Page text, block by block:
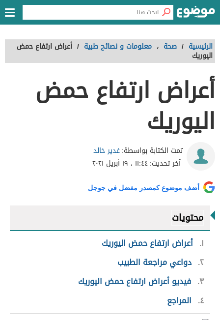
الرئيسية / صحة ، معلومات و نصائح طبية / أعراض ارتفاع حمض
اليوريك
أعراض ارتفاع حمض
اليوريك
تمت الكتابة بواسطة:غدير خالد
آخر تحديث:١١:٤٤ ، ١٩ أبريل ٢٠٢١
أضف موضوع كمصدر مفضل في جوجل
محتويات
١ أعراض ارتفاع حمض اليوريك
٢ دواعي مراجعة الطبيب
٣ فيديو أعراض ارتفاع حمض اليوريك
٤
المراجع